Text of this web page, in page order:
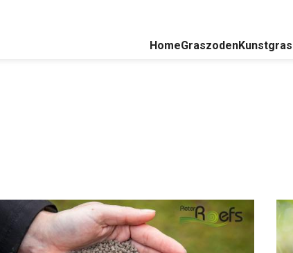
HomeGraszodenKunstgras